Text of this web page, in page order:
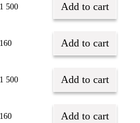
1 500 Add to cart
160 Add to cart
1 500 Add to cart
160 Add to cart